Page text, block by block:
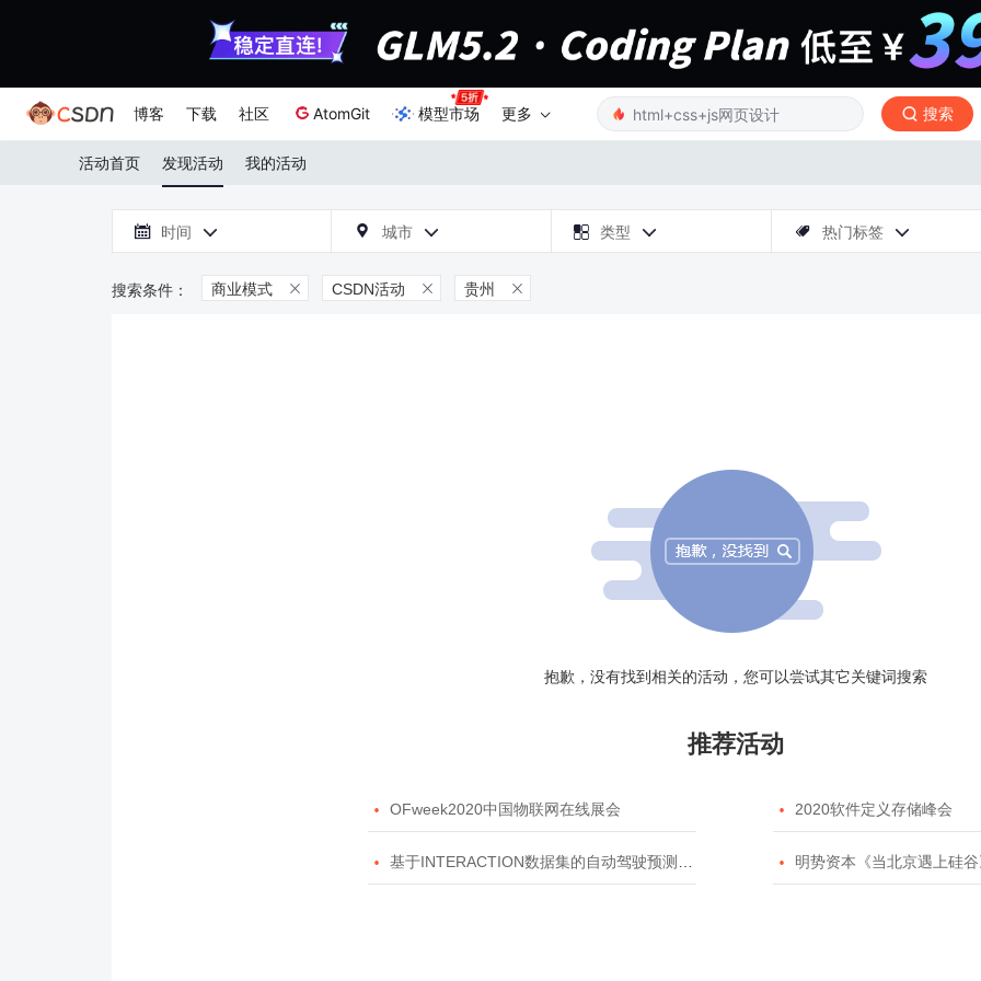
博客 下载 社区 AtomGit 模型市场 更多 搜索
活动首页 发现活动 我的活动
 时间   城市   类型   热门标签 
商业模式  CSDN活动  贵州 
抱歉，没有找到相关的活动，您可以尝试其它关键词搜索
推荐活动
 OFweek2020中国物联网在线展会  2020软件定义存储峰会
 基于INTERACTION数据集的自动驾驶预测模型挑战赛  明势资本《当北京遇上硅谷》系列